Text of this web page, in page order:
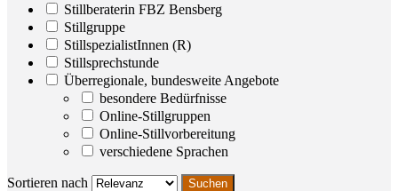
Stillberaterin FBZ Bensberg
Stillgruppe
StillspezialistInnen (R)
Stillsprechstunde
Überregionale, bundesweite Angebote
besondere Bedürfnisse
Online-Stillgruppen
Online-Stillvorbereitung
verschiedene Sprachen
Sortieren nach